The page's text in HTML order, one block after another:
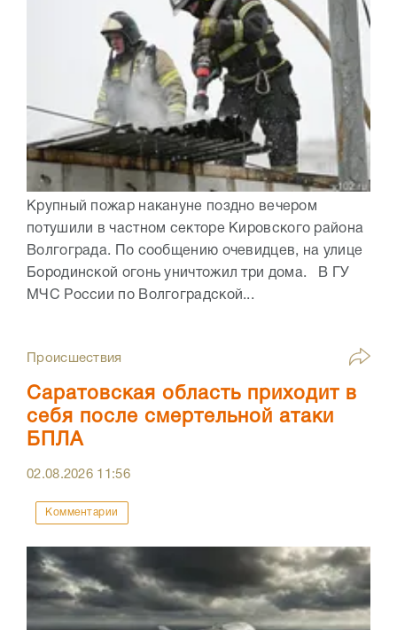
Крупный пожар накануне поздно вечером
потушили в частном секторе Кировского района
Волгограда. По сообщению очевидцев, на улице
Бородинской огонь уничтожил три дома. В ГУ
МЧС России по Волгоградской...
Происшествия
Саратовская область приходит в
себя после смертельной атаки
БПЛА
02.08.2026 11:56
Комментарии